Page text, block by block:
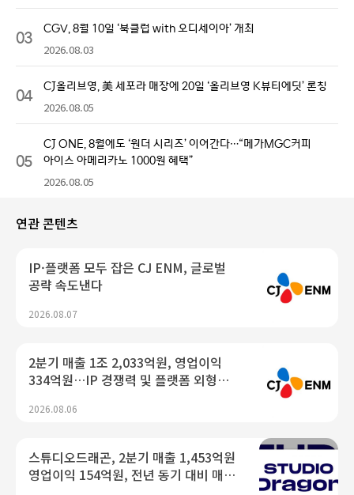
03 CGV, 8월 10일 ‘북클럽 with 오디세이아’ 개최
2026.08.03
04 CJ올리브영, 美 세포라 매장에 20일 ‘올리브영 K뷰티에딧’ 론칭
2026.08.05
05
CJ ONE, 8월에도 ‘원더 시리즈’ 이어간다…“메가MGC커피
아이스 아메리카노 1000원 혜택”
2026.08.05
연관 콘텐츠
IP·플랫폼 모두 잡은 CJ ENM, 글로벌
공략 속도낸다
2026.08.07
2분기 매출 1조 2,033억원, 영업이익
334억원…IP 경쟁력 및 플랫폼 외형
2026.08.06
스튜디오드래곤, 2분기 매출 1,453억원
영업이익 154억원, 전년 동기 대비 매출